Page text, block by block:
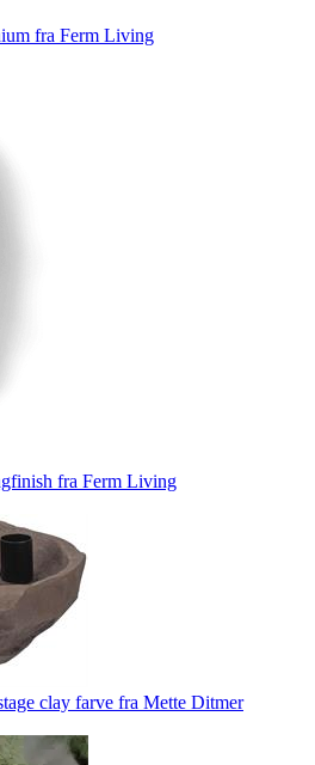
fra Ferm Living
fra Ferm Living
clay farve fra Mette Ditmer